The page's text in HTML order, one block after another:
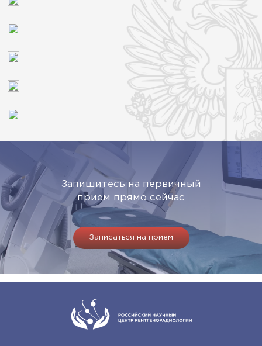
Запишитесь на первичный
прием прямо сейчас
Записаться на прием